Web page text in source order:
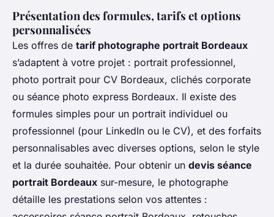
Présentation des formules, tarifs et options
personnalisées
Les offres de tarif photographe portrait Bordeaux
s’adaptent à votre projet : portrait professionnel,
photo portrait pour CV Bordeaux, clichés corporate
ou séance photo express Bordeaux. Il existe des
formules simples pour un portrait individuel ou
professionnel (pour LinkedIn ou le CV), et des forfaits
personnalisables avec diverses options, selon le style
et la durée souhaitée. Pour obtenir un devis séance
portrait Bordeaux sur-mesure, le photographe
détaille les prestations selon vos attentes :